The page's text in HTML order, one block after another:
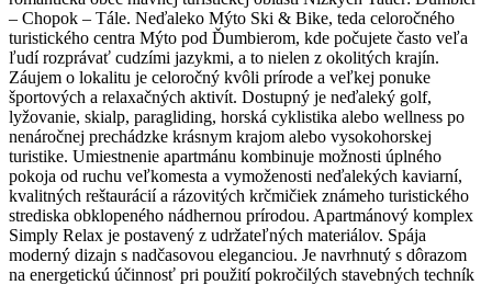
– Chopok – Tále. Neďaleko Mýto Ski & Bike, teda celoročného
turistického centra Mýto pod Ďumbierom, kde počujete často veľa
ľudí rozprávať cudzími jazykmi, a to nielen z okolitých krajín.
Záujem o lokalitu je celoročný kvôli prírode a veľkej ponuke
športových a relaxačných aktivít. Dostupný je neďaleký golf,
lyžovanie, skialp, paragliding, horská cyklistika alebo wellness po
nenáročnej prechádzke krásnym krajom alebo vysokohorskej
turistike. Umiestnenie apartmánu kombinuje možnosti úplného
pokoja od ruchu veľkomesta a vymoženosti neďalekých kaviarní,
kvalitných reštaurácií a rázovitých krčmičiek známeho turistického
strediska obklopeného nádhernou prírodou. Apartmánový komplex
Simply Relax je postavený z udržateľných materiálov. Spája
moderný dizajn s nadčasovou eleganciou. Je navrhnutý s dôrazom
na energetickú účinnosť pri použití pokročilých stavebných techník